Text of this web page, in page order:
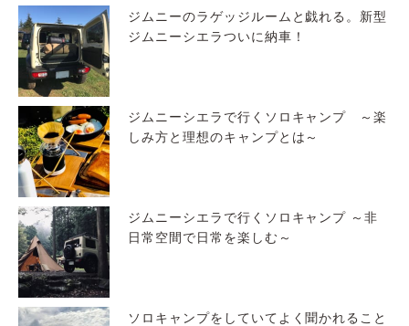
ジムニーのラゲッジルームと戯れる。新型
ジムニーシエラついに納車！
ジムニーシエラで行くソロキャンプ ～楽
しみ方と理想のキャンプとは～
ジムニーシエラで行くソロキャンプ ～非
日常空間で日常を楽しむ～
ソロキャンプをしていてよく聞かれること